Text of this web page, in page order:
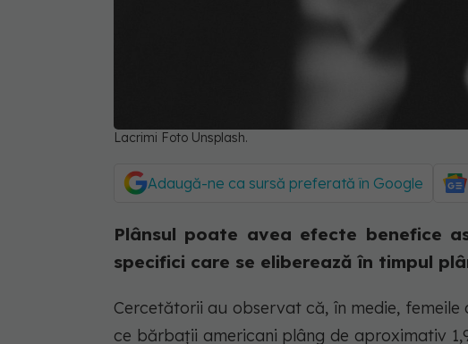
Lacrimi Foto Unsplash.
Adaugă-ne ca sursă preferată în Google
Plânsul poate avea efecte benefice
specifici care se eliberează în timpul
Cercetătorii au observat că, în medie,
ce bărbații americani plâng de aproximativ